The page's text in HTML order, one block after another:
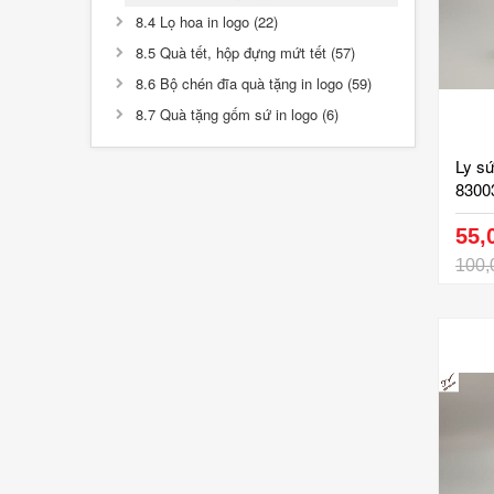
Ly
tặng
kính
trên
8.4 Lọ hoa in logo (22)
8.5 Quà tết, hộp đựng mứt tết (57)
8.6 Bộ chén đĩa quà tặng in logo (59)
8.7 Quà tặng gốm sứ in logo (6)